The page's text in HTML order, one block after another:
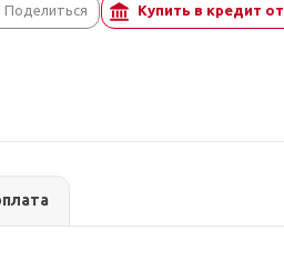
Поделиться Купить в кредит от